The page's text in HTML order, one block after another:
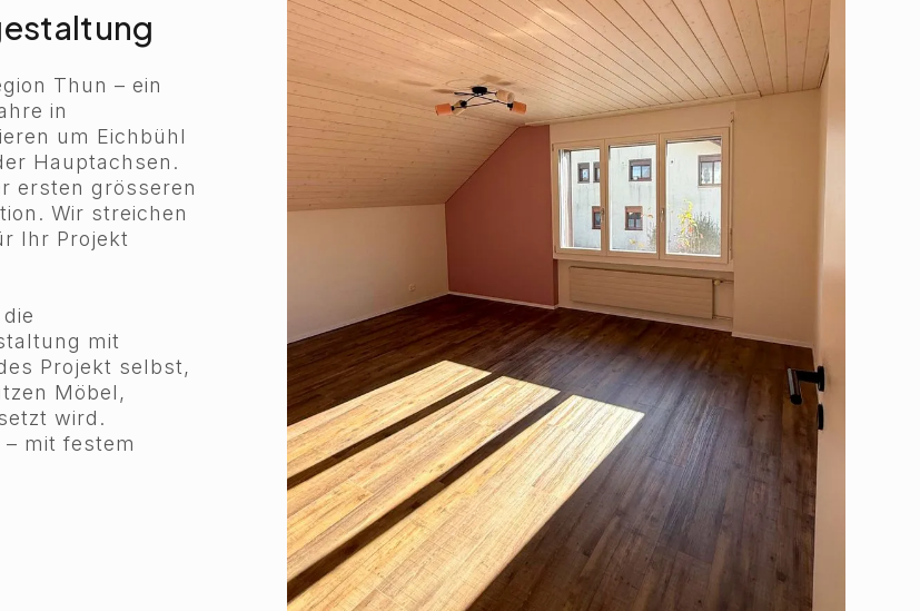
Thun – ein
in
um Eichbühl
Hauptachsen.
ersten grösseren
Wir streichen
Ihr Projekt
mit
Projekt selbst,
Möbel,
wird.
mit festem